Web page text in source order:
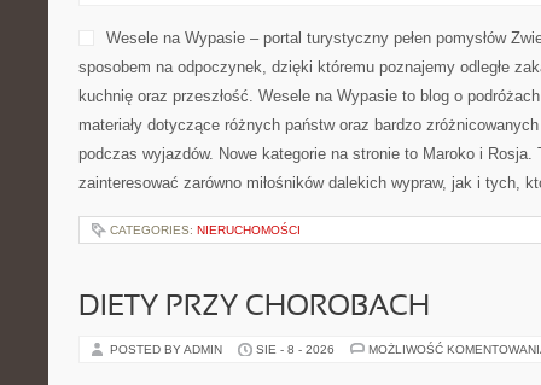
Wesele na Wypasie – portal turystyczny pełen pomysłów
sposobem na odpoczynek, dzięki któremu poznajemy odległe
kuchnię oraz przeszłość. Wesele na Wypasie to blog o
materiały dotyczące różnych państw oraz bardzo
podczas wyjazdów. Nowe kategorie na stronie to Maroko i Rosja.
zainteresować zarówno miłośników dalekich wypraw, jak i tych,
CATEGORIES: NIERUCHOMOŚCI
DIETY PRZY CHOROBACH
POSTED BY ADMIN SIE - 8 - 2026 MOŻLIWOŚĆ